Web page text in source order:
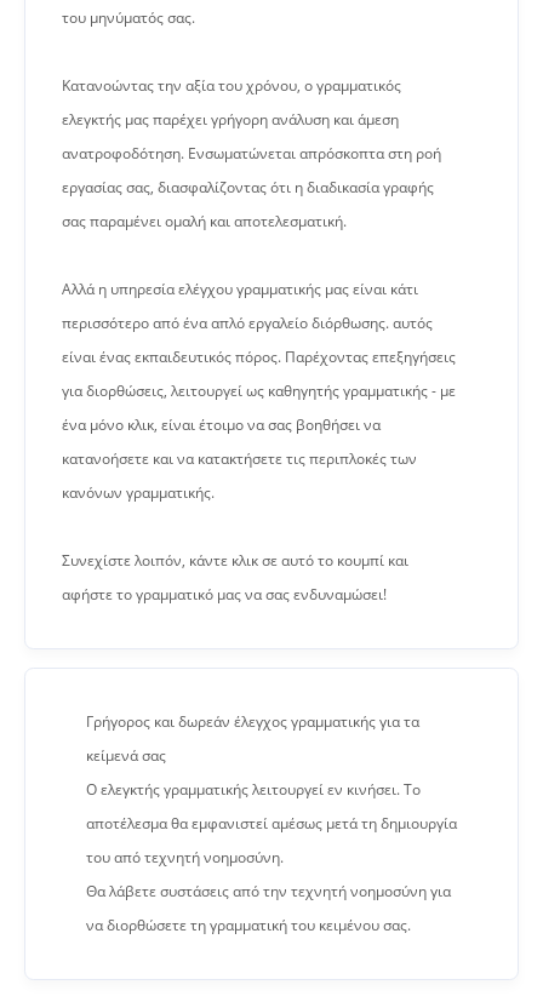
του μηνύματός σας.
Κατανοώντας την αξία του χρόνου, ο γραμματικός
ελεγκτής μας παρέχει γρήγορη ανάλυση και άμεση
ανατροφοδότηση. Ενσωματώνεται απρόσκοπτα στη ροή
εργασίας σας, διασφαλίζοντας ότι η διαδικασία γραφής
σας παραμένει ομαλή και αποτελεσματική.
Αλλά η υπηρεσία ελέγχου γραμματικής μας είναι κάτι
περισσότερο από ένα απλό εργαλείο διόρθωσης. αυτός
είναι ένας εκπαιδευτικός πόρος. Παρέχοντας επεξηγήσεις
για διορθώσεις, λειτουργεί ως καθηγητής γραμματικής - με
ένα μόνο κλικ, είναι έτοιμο να σας βοηθήσει να
κατανοήσετε και να κατακτήσετε τις περιπλοκές των
κανόνων γραμματικής.
Συνεχίστε λοιπόν, κάντε κλικ σε αυτό το κουμπί και
αφήστε το γραμματικό μας να σας ενδυναμώσει!
Γρήγορος και δωρεάν έλεγχος γραμματικής για τα
κείμενά σας
Ο ελεγκτής γραμματικής λειτουργεί εν κινήσει. Το
αποτέλεσμα θα εμφανιστεί αμέσως μετά τη δημιουργία
του από τεχνητή νοημοσύνη.
Θα λάβετε συστάσεις από την τεχνητή νοημοσύνη για
να διορθώσετε τη γραμματική του κειμένου σας.